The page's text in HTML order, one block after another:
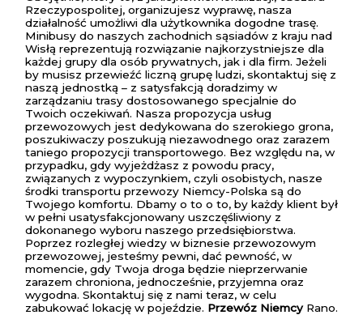
Rzeczypospolitej, organizujesz wyprawę, nasza
działalność umożliwi dla użytkownika dogodne trasę.
Minibusy do naszych zachodnich sąsiadów z kraju nad
Wisłą reprezentują rozwiązanie najkorzystniejsze dla
każdej grupy dla osób prywatnych, jak i dla firm. Jeżeli
by musisz przewieźć liczną grupę ludzi, skontaktuj się z
naszą jednostką – z satysfakcją doradzimy w
zarządzaniu trasy dostosowanego specjalnie do
Twoich oczekiwań. Nasza propozycja usług
przewozowych jest dedykowana do szerokiego grona,
poszukiwaczy poszukują niezawodnego oraz zarazem
taniego propozycji transportowego. Bez względu na, w
przypadku, gdy wyjeżdżasz z powodu pracy,
związanych z wypoczynkiem, czyli osobistych, nasze
środki transportu przewozy Niemcy-Polska są do
Twojego komfortu. Dbamy o to o to, by każdy klient był
w pełni usatysfakcjonowany uszczęśliwiony z
dokonanego wyboru naszego przedsiębiorstwa.
Poprzez rozległej wiedzy w biznesie przewozowym
przewozowej, jesteśmy pewni, dać pewność, w
momencie, gdy Twoja droga będzie nieprzerwanie
zarazem chroniona, jednocześnie, przyjemna oraz
wygodna. Skontaktuj się z nami teraz, w celu
zabukować lokację w pojeździe. Przewóz NiemcyRano.